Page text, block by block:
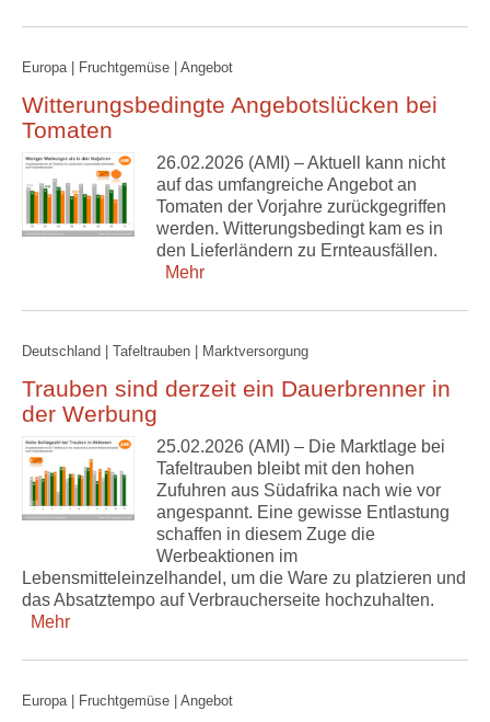
Europa | Fruchtgemüse | Angebot
Witterungsbedingte Angebotslücken bei
Tomaten
26.02.2026 (AMI) – Aktuell kann nicht
auf das umfangreiche Angebot an
Tomaten der Vorjahre zurückgegriffen
werden. Witterungsbedingt kam es in
den Lieferländern zu Ernteausfällen.
Mehr
Deutschland | Tafeltrauben | Marktversorgung
Trauben sind derzeit ein Dauerbrenner in
der Werbung
25.02.2026 (AMI) – Die Marktlage bei
Tafeltrauben bleibt mit den hohen
Zufuhren aus Südafrika nach wie vor
angespannt. Eine gewisse Entlastung
schaffen in diesem Zuge die
Werbeaktionen im
Lebensmitteleinzelhandel, um die Ware zu platzieren und
das Absatztempo auf Verbraucherseite hochzuhalten.
Mehr
Europa | Fruchtgemüse | Angebot